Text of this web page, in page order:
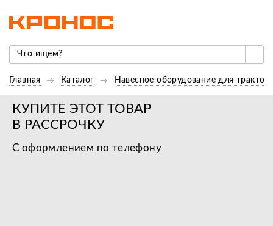
Главная Каталог Навесное оборудование для
КУПИТЕ ЭТОТ ТОВАР
В РАССРОЧКУ
С оформлением по телефону